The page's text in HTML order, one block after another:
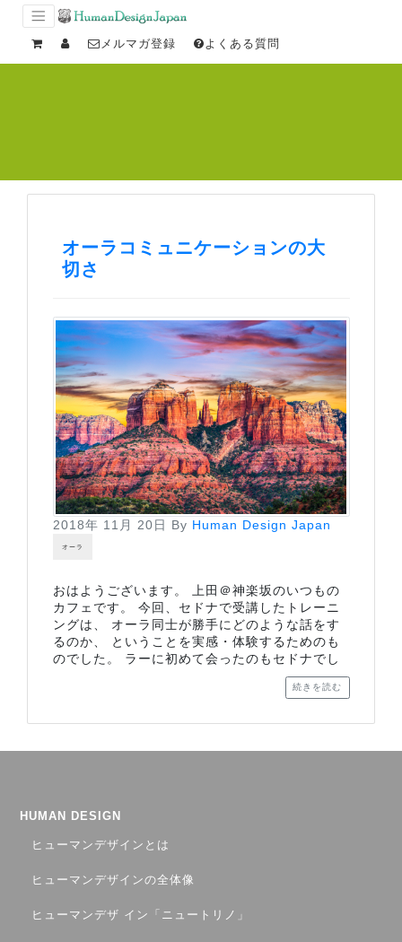
メルマガ登録 よくある質問
オーラコミュニケーションの大
切さ
2018年 11月 20日 By Human Design Japan
オーラ
おはようございます。 上田＠神楽坂のいつもの
カフェです。 今回、セドナで受講したトレーニ
ングは、 オーラ同士が勝手にどのような話をす
るのか、 ということを実感・体験するためのも
のでした。 ラーに初めて会ったのもセドナでし
続きを読む
HUMAN DESIGN
ヒューマンデザインとは
ヒューマンデザインの全体像
ヒューマンデザ イン「ニュートリノ」